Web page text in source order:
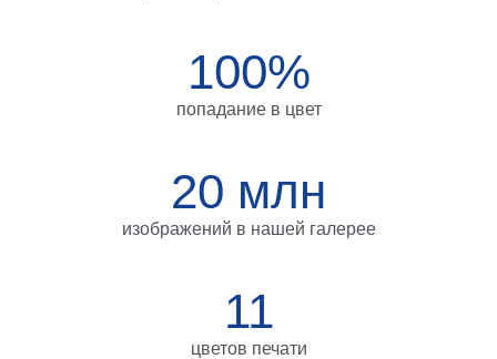
100%
попадание в цвет
20 млн
изображений в нашей галерее
11
цветов печати